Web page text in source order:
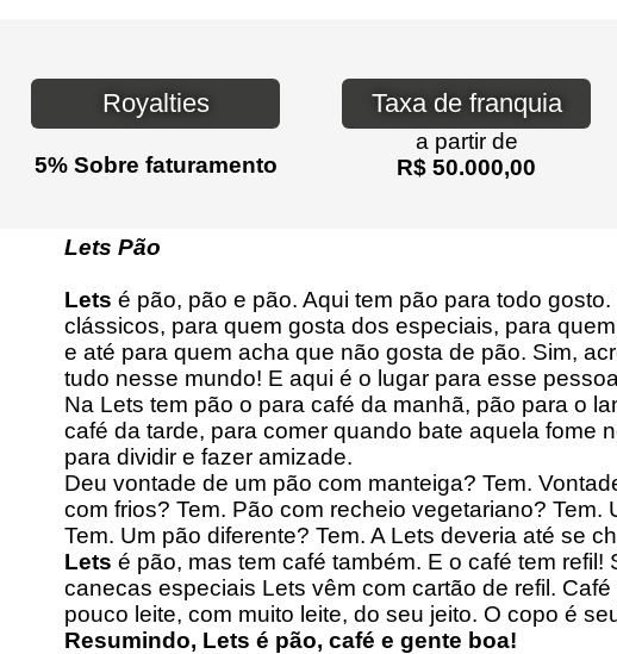
Royalties
5% Sobre faturamento
Taxa de franquia
a partir de
R$ 50.000,00
Lets Pão
Lets é pão, pão e pão. Aqui tem pão para todo
clássicos, para quem gosta dos especiais, para
e até para quem acha que não gosta de pão. Sim,
tudo nesse mundo! E aqui é o lugar para esse
Na Lets tem pão o para café da manhã, pão para o
café da tarde, para comer quando bate aquela fome
para dividir e fazer amizade.
Deu vontade de um pão com manteiga? Tem.
com frios? Tem. Pão com recheio vegetariano? Tem.
Tem. Um pão diferente? Tem. A Lets deveria até se
Lets é pão, mas tem café também. E o café tem refil!
canecas especiais Lets vêm com cartão de refil.
pouco leite, com muito leite, do seu jeito. O copo é
Resumindo, Lets é pão, café e gente boa!